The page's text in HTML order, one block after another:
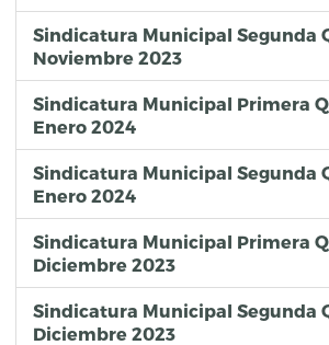
Sindicatura Municipal Segunda
Noviembre 2023
Sindicatura Municipal Primera
Enero 2024
Sindicatura Municipal Segunda
Enero 2024
Sindicatura Municipal Primera
Diciembre 2023
Sindicatura Municipal Segunda
Diciembre 2023